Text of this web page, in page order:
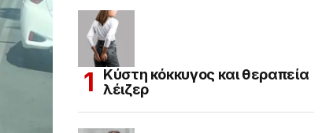
Κύστη κόκκυγος και θεραπεία
λέιζερ